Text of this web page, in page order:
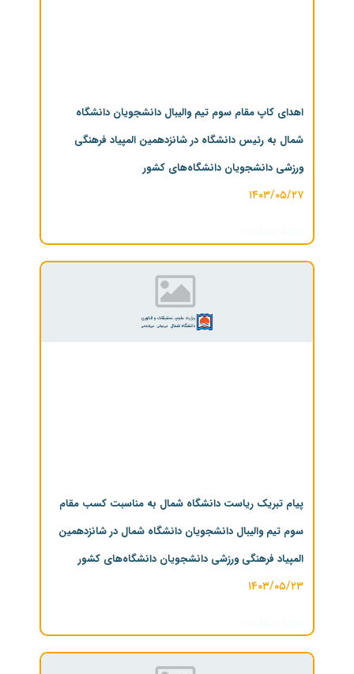
اهدای کاپ مقام سوم تیم والیبال دانشجویان دانشگاه
شمال به رئیس دانشگاه در شانزدهمین المپیاد فرهنگی
ورزشی دانشجویان دانشگاه‌های کشور
۱۴۰۳/۰۵/۲۷
پیام تبریک ریاست دانشگاه شمال به مناسبت کسب مقام
سوم تیم والیبال دانشجویان دانشگاه شمال در شانزدهمین
المپیاد فرهنگی ورزشی دانشجویان دانشگاه‌های کشور
۱۴۰۳/۰۵/۲۳